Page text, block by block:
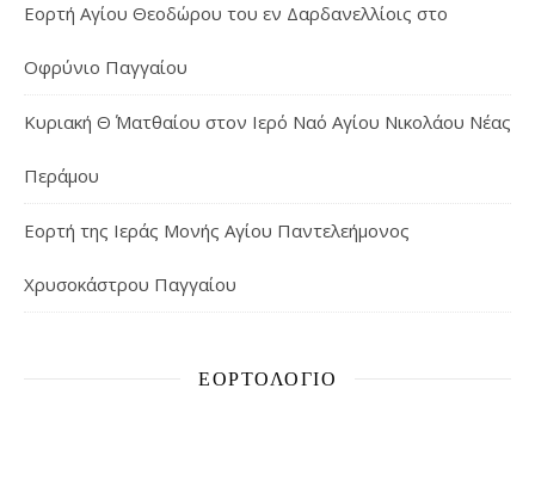
Εορτή Αγίου Θεοδώρου του εν Δαρδανελλίοις στο
Οφρύνιο Παγγαίου
Κυριακή Θ΄ Ματθαίου στον Ιερό Ναό Αγίου Νικολάου Νέας
Περάμου
Εορτή της Ιεράς Μονής Αγίου Παντελεήμονος
Χρυσοκάστρου Παγγαίου
ΕΟΡΤΟΛΌΓΙΟ